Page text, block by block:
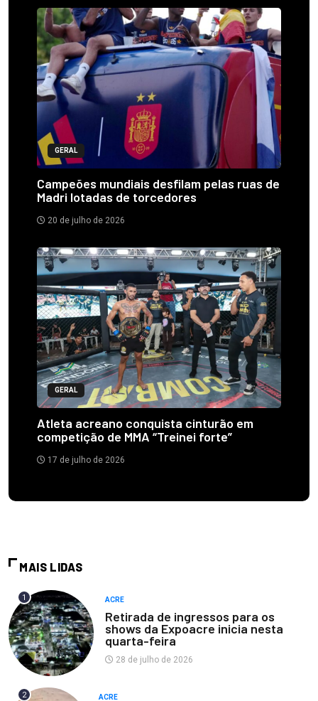
GERAL
Campeões mundiais desfilam pelas ruas de
Madri lotadas de torcedores
20 de julho de 2026
GERAL
Atleta acreano conquista cinturão em
competição de MMA “Treinei forte”
17 de julho de 2026
MAIS LIDAS
1 ACRE
Retirada de ingressos para os
shows da Expoacre inicia nesta
quarta-feira
28 de julho de 2026
2 ACRE